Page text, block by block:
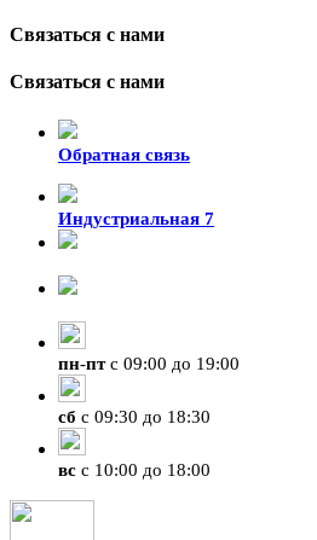
Связаться с нами
Связаться с нами
Обратная связь
Индустриальная 7
пн-птс 09:00 до 19:00
сб с 09:30 до 18:30
вс с 10:00 до 18:00